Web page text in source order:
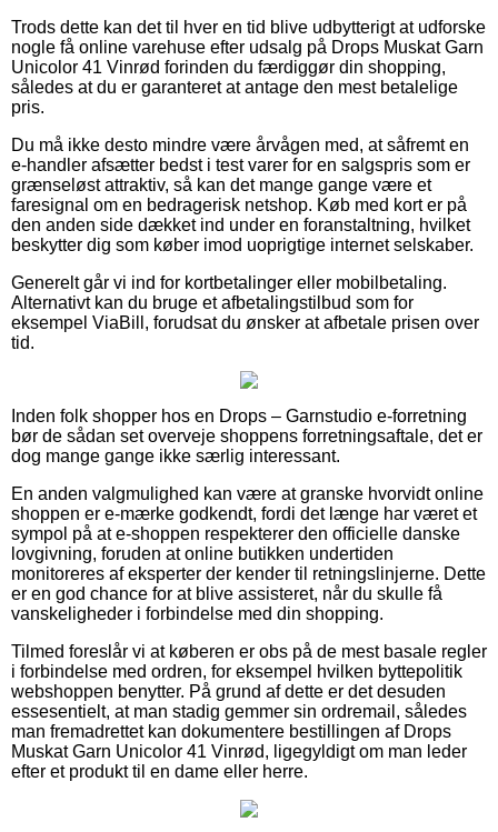
Trods dette kan det til hver en tid blive udbytterigt at udforske
nogle få online varehuse efter udsalg på Drops Muskat Garn
Unicolor 41 Vinrød forinden du færdiggør din shopping,
således at du er garanteret at antage den mest betalelige
pris.
Du må ikke desto mindre være årvågen med, at såfremt en
e-handler afsætter bedst i test varer for en salgspris som er
grænseløst attraktiv, så kan det mange gange være et
faresignal om en bedragerisk netshop. Køb med kort er på
den anden side dækket ind under en foranstaltning, hvilket
beskytter dig som køber imod uoprigtige internet selskaber.
Generelt går vi ind for kortbetalinger eller mobilbetaling.
Alternativt kan du bruge et afbetalingstilbud som for
eksempel ViaBill, forudsat du ønsker at afbetale prisen over
tid.
Inden folk shopper hos en Drops – Garnstudio e-forretning
bør de sådan set overveje shoppens forretningsaftale, det er
dog mange gange ikke særlig interessant.
En anden valgmulighed kan være at granske hvorvidt online
shoppen er e-mærke godkendt, fordi det længe har været et
sympol på at e-shoppen respekterer den officielle danske
lovgivning, foruden at online butikken undertiden
monitoreres af eksperter der kender til retningslinjerne. Dette
er en god chance for at blive assisteret, når du skulle få
vanskeligheder i forbindelse med din shopping.
Tilmed foreslår vi at køberen er obs på de mest basale regler
i forbindelse med ordren, for eksempel hvilken byttepolitik
webshoppen benytter. På grund af dette er det desuden
essesentielt, at man stadig gemmer sin ordremail, således
man fremadrettet kan dokumentere bestillingen af Drops
Muskat Garn Unicolor 41 Vinrød, ligegyldigt om man leder
efter et produkt til en dame eller herre.